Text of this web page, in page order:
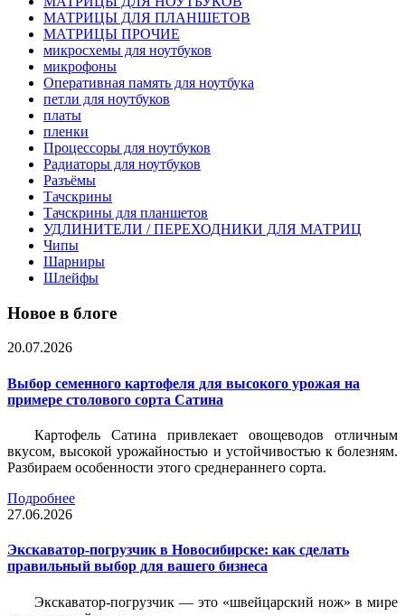
МАТРИЦЫ ДЛЯ ПЛАНШЕТОВ
МАТРИЦЫ ПРОЧИЕ
микросхемы для ноутбуков
микрофоны
Оперативная память для ноутбука
петли для ноутбуков
платы
пленки
Процессоры для ноутбуков
Радиаторы для ноутбуков
Разъёмы
Тачскрины
Тачскрины для планшетов
УДЛИНИТЕЛИ / ПЕРЕХОДНИКИ ДЛЯ МАТРИЦ
Чипы
Шарниры
Шлейфы
Новое в блоге
20.07.2026
Выбор семенного картофеля для высокого урожая на
примере столового сорта Сатина
Картофель Сатина привлекает овощеводов отличным
вкусом, высокой урожайностью и устойчивостью к болезням.
Разбираем особенности этого среднераннего сорта.
Подробнее
27.06.2026
Экскаватор-погрузчик в Новосибирске: как сделать
правильный выбор для вашего бизнеса
Экскаватор-погрузчик — это «швейцарский нож» в мире